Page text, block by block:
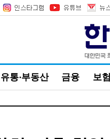
유통·부동산 금융 보험